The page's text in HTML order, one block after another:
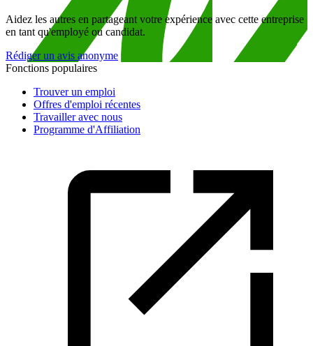
Aidez les autres en partageant votre expérience avec cette entreprise
en tant qu'employé ou candidat.
Rédiger un avis anonyme
Fonctions populaires
Trouver un emploi
Offres d'emploi récentes
Travailler avec nous
Programme d'Affiliation